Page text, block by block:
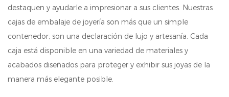
destaquen y ayudarle a impresionar a sus clientes. Nuestras
cajas de embalaje de joyería son más que un simple
contenedor; son una declaración de lujo y artesanía. Cada
caja está disponible en una variedad de materiales y
acabados diseñados para proteger y exhibir sus joyas de la
manera más elegante posible.